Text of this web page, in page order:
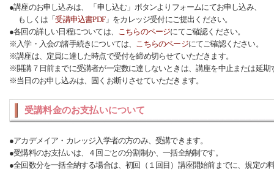
●講座のお申し込みは、 「申し込む」ボタンよりフォームにてお申し込み、
もしくは「受講申込書PDF」をカレッジ受付にご提出ください。
●各回の詳しい日程については、 こちらのページにてご確認ください。
※入学・入会の諸手続きについては、 こちらのページにてご確認ください。
※講座は、定員に達した時点で受付を締め切らせていただきます。
※開講７日前までに受講者が一定数に達しないときは、講座を中止または延期
※当日のお申し込みは、固くお断りさせていただきます。
受講料金のお支払いについて
●アカデメイア・カレッジ入学者の方のみ、受講できます。
●受講料のお支払いは、４回ごとの分割制か、一括全納制です。
●全回数分を一括全納する場合は、初回（１回目）講座開始前までに、規定の